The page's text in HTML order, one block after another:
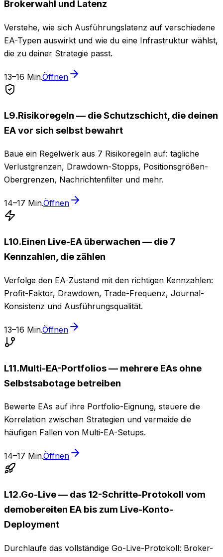
Brokerwahl und Latenz
Verstehe, wie sich Ausführungslatenz auf verschiedene
EA-Typen auswirkt und wie du eine Infrastruktur wählst,
die zu deiner Strategie passt.
13–16 Min.Öffnen
L9.Risikoregeln — die Schutzschicht, die deinen
EA vor sich selbst bewahrt
Baue ein Regelwerk aus 7 Risikoregeln auf: tägliche
Verlustgrenzen, Drawdown-Stopps, Positionsgrößen-
Obergrenzen, Nachrichtenfilter und mehr.
14–17 Min.Öffnen
L10.Einen Live-EA überwachen — die 7
Kennzahlen, die zählen
Verfolge den EA-Zustand mit den richtigen Kennzahlen:
Profit-Faktor, Drawdown, Trade-Frequenz, Journal-
Konsistenz und Ausführungsqualität.
13–16 Min.Öffnen
L11.Multi-EA-Portfolios — mehrere EAs ohne
Selbstsabotage betreiben
Bewerte EAs auf ihre Portfolio-Eignung, steuere die
Korrelation zwischen Strategien und vermeide die
häufigen Fallen von Multi-EA-Setups.
14–17 Min.Öffnen
L12.Go-Live — das 12-Schritte-Protokoll vom
demobereiten EA bis zum Live-Konto-
Deployment
Durchlaufe das vollständige Go-Live-Protokoll: Broker-